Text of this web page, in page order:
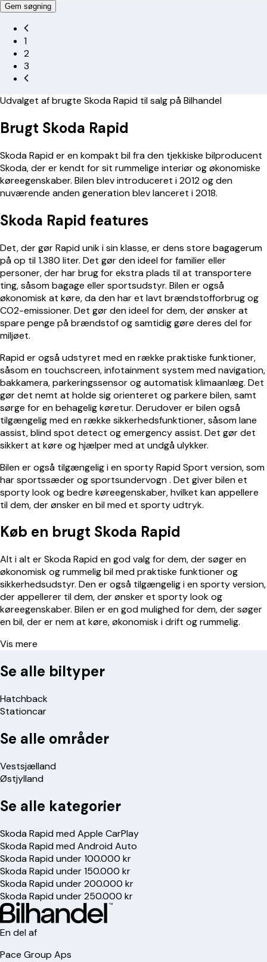
Gem søgning
1
2
3
Udvalget af brugte Skoda Rapid til salg på Bilhandel
Brugt Skoda Rapid
Skoda Rapid er en kompakt bil fra den tjekkiske bilproducent
Skoda, der er kendt for sit rummelige interiør og økonomiske
køreegenskaber. Bilen blev introduceret i 2012 og den
nuværende anden generation blev lanceret i 2018.
Skoda Rapid features
Det, der gør Rapid unik i sin klasse, er dens store bagagerum
på op til 1.380 liter. Det gør den ideel for familier eller
personer, der har brug for ekstra plads til at transportere
ting, såsom bagage eller sportsudstyr. Bilen er også
økonomisk at køre, da den har et lavt brændstofforbrug og
CO2-emissioner. Det gør den ideel for dem, der ønsker at
spare penge på brændstof og samtidig gøre deres del for
miljøet.
Rapid er også udstyret med en række praktiske funktioner,
såsom en touchscreen, infotainment system med navigation,
bakkamera, parkeringssensor og automatisk klimaanlæg. Det
gør det nemt at holde sig orienteret og parkere bilen, samt
sørge for en behagelig køretur. Derudover er bilen også
tilgængelig med en række sikkerhedsfunktioner, såsom lane
assist, blind spot detect og emergency assist. Det gør det
sikkert at køre og hjælper med at undgå ulykker.
Bilen er også tilgængelig i en sporty Rapid Sport version, som
har sportssæder og sportsundervogn . Det giver bilen et
sporty look og bedre køreegenskaber, hvilket kan appellere
til dem, der ønsker en bil med et sporty udtryk.
Køb en brugt Skoda Rapid
Alt i alt er Skoda Rapid en god valg for dem, der søger en
økonomisk og rummelig bil med praktiske funktioner og
sikkerhedsudstyr. Den er også tilgængelig i en sporty version,
der appellerer til dem, der ønsker et sporty look og
køreegenskaber. Bilen er en god mulighed for dem, der søger
en bil, der er nem at køre, økonomisk i drift og rummelig.
Vis mere
Se alle biltyper
Hatchback
Stationcar
Se alle områder
Vestsjælland
Østjylland
Se alle kategorier
Skoda Rapid med Apple CarPlay
Skoda Rapid med Android Auto
Skoda Rapid under 100.000 kr
Skoda Rapid under 150.000 kr
Skoda Rapid under 200.000 kr
Skoda Rapid under 250.000 kr
En del af
Pace Group Aps